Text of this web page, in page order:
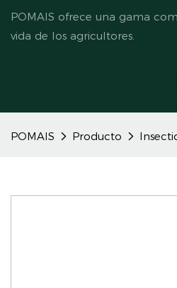
POMAIS ofrece una gama
vida de los agricultores.
POMAIS Producto